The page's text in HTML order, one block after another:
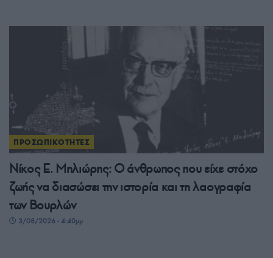
ΠΡΟΣΩΠΙΚΟΤΗΤΕΣ
Νίκος Ε. Μηλιώρης: Ο άνθρωπος που είχε στόχο
ζωής να διασώσει την ιστορία και τη λαογραφία
των Βουρλών
3/08/2026 - 4:40μμ